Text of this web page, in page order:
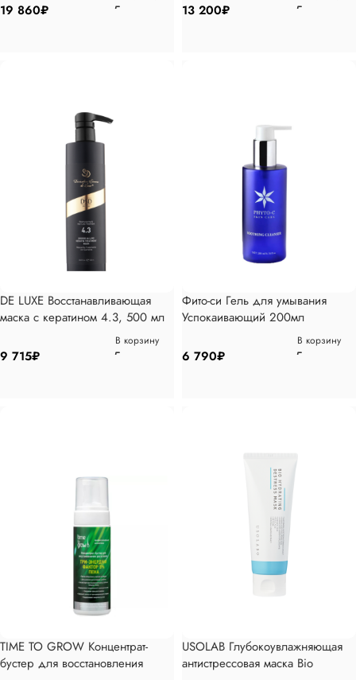
19 860₽ 13 200₽
DE LUXE Восстанавливающая
маска с кератином 4.3, 500 мл
9 715₽
В корзину
Фито-си Гель для умывания
Успокаивающий 200мл
6 790₽
В корзину
TIME TO GROW Концентрат-
бустер для восстановления
USOLAB Глубокоувлажняющая
антистрессовая маска Bio